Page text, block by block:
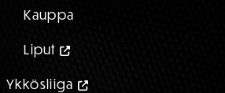
Kauppa
Liput
Ykkösliiga